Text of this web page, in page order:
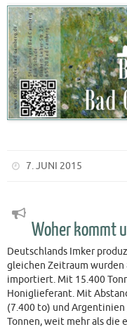
7. JUNI 2015
Woher kommt
Deutschlands Imker
gleichen Zeitraum wurden
importiert. Mit 15.400
Honiglieferant. Mit
(7.400 to) und
Tonnen, weit mehr als die